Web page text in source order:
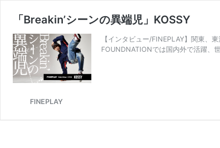
「Breakin’シーンの異端児」KOSSY
【インタビュー/FINEPLAY】関東、
FOUNDNATIONでは国内外で活躍、
FINEPLAY